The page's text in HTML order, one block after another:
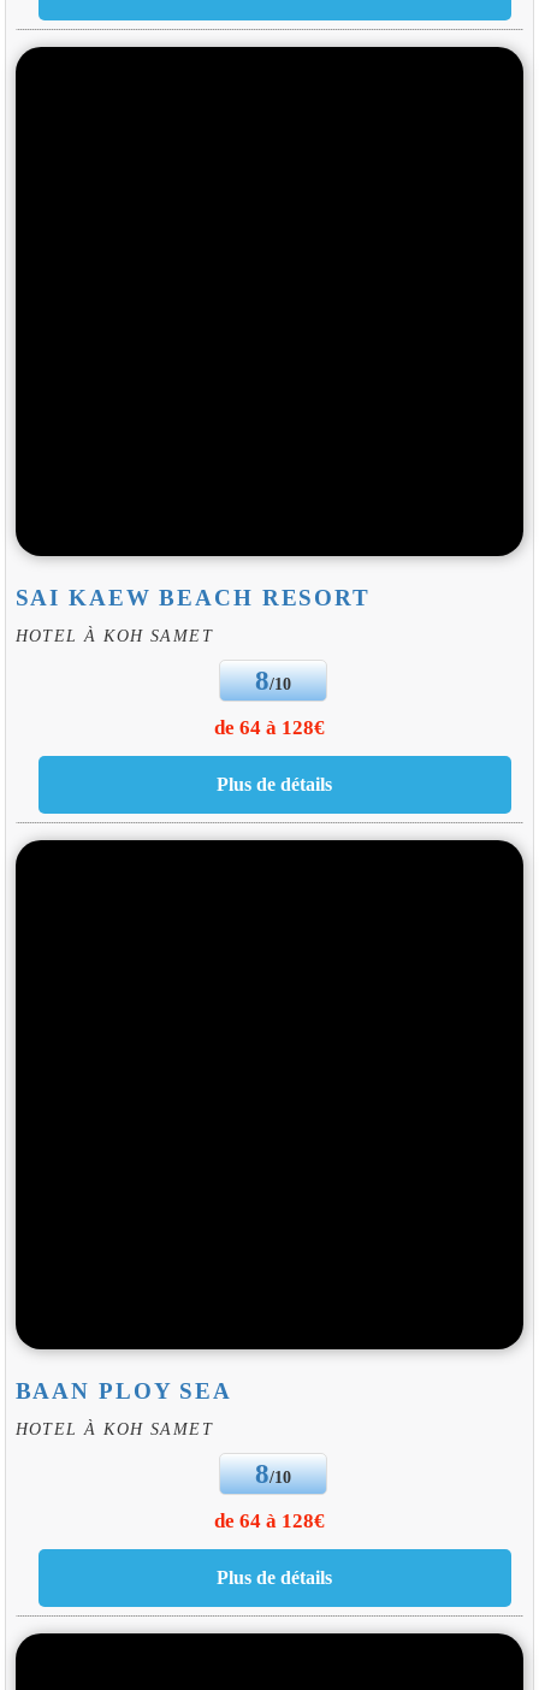
SAI KAEW BEACH RESORT
HOTEL À KOH SAMET
8/10
de 64 à 128€
BAAN PLOY SEA
HOTEL À KOH SAMET
8/10
de 64 à 128€